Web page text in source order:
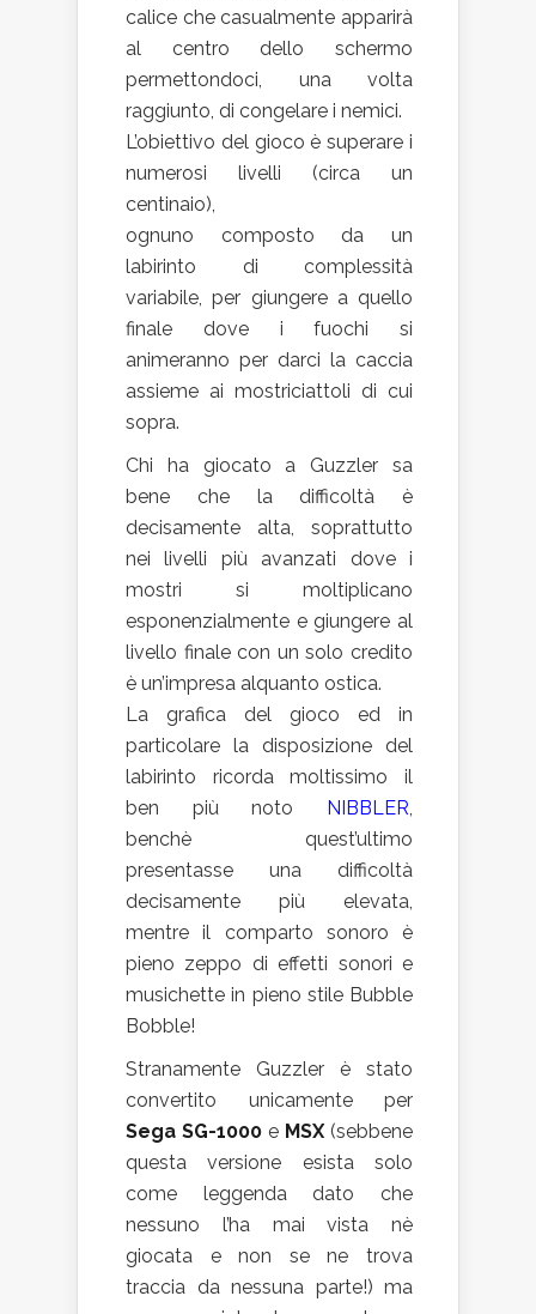
calice che casualmente apparirà
al centro dello schermo
permettondoci, una volta
raggiunto, di congelare i nemici.
L’obiettivo del gioco è superare i
numerosi livelli (circa un
centinaio),
ognuno composto da un
labirinto di complessità
variabile, per giungere a quello
finale dove i fuochi si
animeranno per darci la caccia
assieme ai mostriciattoli di cui
sopra.
Chi ha giocato a Guzzler sa
bene che la difficoltà è
decisamente alta, soprattutto
nei livelli più avanzati dove i
mostri si moltiplicano
esponenzialmente e giungere al
livello finale con un solo credito
è un’impresa alquanto ostica.
La grafica del gioco ed in
particolare la disposizione del
labirinto ricorda moltissimo il
ben più noto
NIBBLER,
benchè quest’ultimo
presentasse una difficoltà
decisamente più elevata,
mentre il comparto sonoro è
pieno zeppo di effetti sonori e
musichette in pieno stile Bubble
Bobble!
Stranamente Guzzler è stato
convertito unicamente per
Sega SG-1000 e MSX(sebbene
questa versione esista solo
come leggenda dato che
nessuno l’ha mai vista nè
giocata e non se ne trova
traccia da nessuna parte!) ma